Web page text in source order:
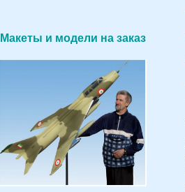
Макеты и модели на заказ